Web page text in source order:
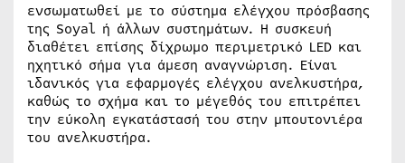
ενσωματωθεί με το σύστημα ελέγχου πρόσβασης
της Soyal ή άλλων συστημάτων. Η συσκευή
διαθέτει επίσης δίχρωμο περιμετρικό LED και
ηχητικό σήμα για άμεση αναγνώριση. Είναι
ιδανικός για εφαρμογές ελέγχου ανελκυστήρα,
καθώς το σχήμα και το μέγεθός του επιτρέπει
την εύκολη εγκατάστασή του στην μπουτονιέρα
του ανελκυστήρα.